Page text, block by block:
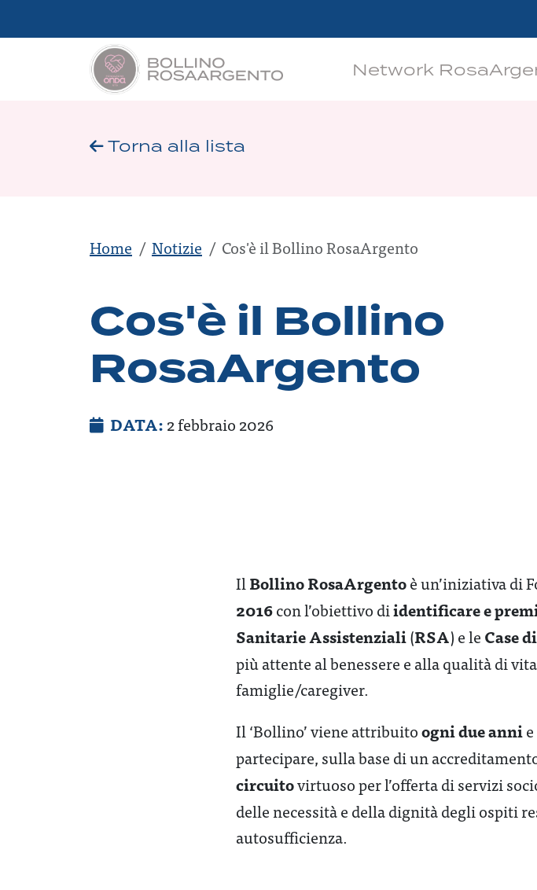
Network
Torna alla lista
Home Notizie Cos'è il Bollino RosaArgento
Cos'è il Bollino
RosaArgento
DATA: 2 febbraio 2026
Il Bollino RosaArgentoè un’iniziativa di
2016con l’obiettivo diidentificare e
Sanitarie Assistenziali(RSA) e le Case
più attente al benessere e alla qualità di
famiglie/caregiver.
Il ‘Bollino’ viene attribuitoogni due anni
partecipare, sulla base di un
circuitovirtuoso per l’offerta di servizi
delle necessità e della dignità degli ospiti
autosufficienza.